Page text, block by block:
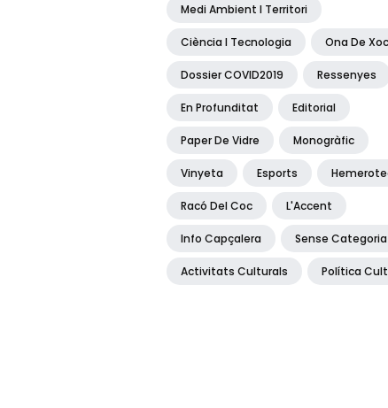
Medi Ambient I Territori
Ciència I Tecnologia Ona De Xoc
Dossier COVID2019 Ressenyes
En Profunditat Editorial
Paper De Vidre Monogràfic
Vinyeta Esports
Racó Del Coc L'Accent
Info Capçalera Sense Categoria
Activitats Culturals Política